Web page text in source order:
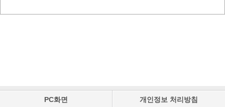
PC화면 개인정보 처리방침